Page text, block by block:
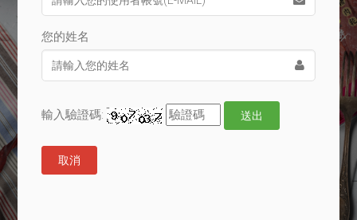
您的姓名
輸入驗證碼: 送出
取消